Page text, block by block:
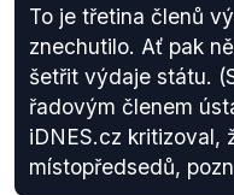
To je třetina členů
znechutilo. Ať pak
šetřit výdaje státu.
řadovým členem
iDNES.cz kritizoval,
místopředsedů,